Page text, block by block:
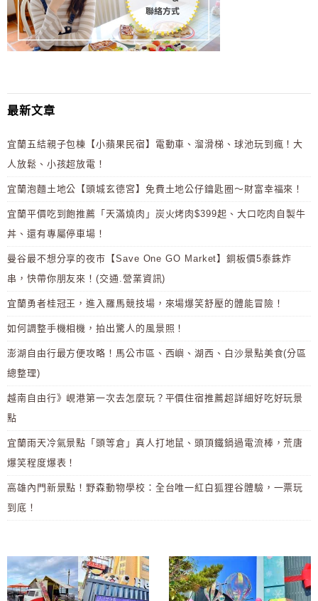
最新文章
宜蘭五結親子包棟【小蘋果民宿】電動車、溜滑梯、球池玩到瘋！大
人放鬆、小孩超放電！
宜蘭泡麵土地公【頭城玄德宮】免費土地公仔鑰匙圈～財富幸福來！
宜蘭平價吃到飽推薦「天滿燒肉」炭火烤肉$399起、大口吃肉自製牛
丼、還有專屬停車場！
曼谷最不想分享的夜市【Save One GO Market】銅板價5泰銖炸
串，快帶你朋友來！(交通.營業資訊)
宜蘭勇者桂冠王，進入羅馬競技場，來場爆笑舒壓的體能冒險！
如何調整手機相機，拍出驚人的風景照！
澎湖自由行最方便攻略！馬公市區、西嶼、湖西、白沙景點美食(分區
總整理)
越南自由行》峴港第一次去怎麼玩？平價住宿推薦超詳細好吃好玩景
點
宜蘭雨天冷氣景點「頭等倉」真人打地鼠、頭頂鐵鍋過電流棒，荒唐
爆笑程度爆表！
高雄內門新景點！野森動物學校：全台唯一紅白狐狸谷體驗，一票玩
到底！